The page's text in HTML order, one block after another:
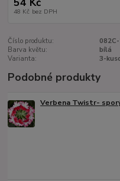
48 Kč bez DPH
Číslo produktu:
Barva květu:
bílá
Varianta:
3-
Podobné produkty
Verbena Twistr-